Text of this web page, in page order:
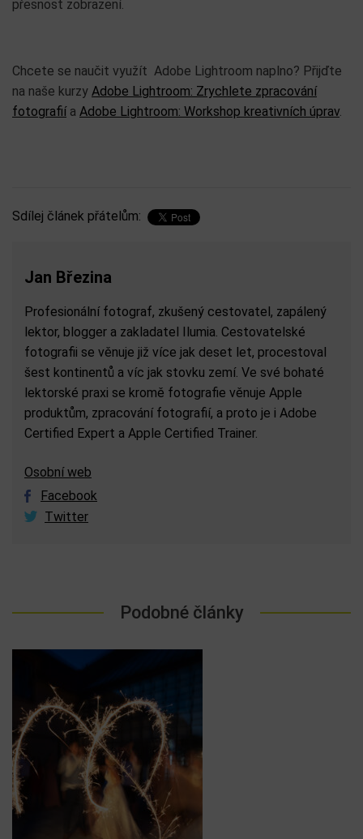
přesnost zobrazení.
Chcete se naučit využít Adobe Lightroom naplno? Přijďte
na naše kurzy Adobe Lightroom: Zrychlete zpracování
fotografiía Adobe Lightroom: Workshop kreativních úprav
Sdílej článek přátelům:
Jan Březina
Profesionální fotograf, zkušený cestovatel, zapálený
lektor, blogger a zakladatel Ilumia. Cestovatelské
fotografii se věnuje již více jak deset let, procestoval
šest kontinentů a víc jak stovku zemí. Ve své bohaté
lektorské praxi se kromě fotografie věnuje Apple
produktům, zpracování fotografií, a proto je i Adobe
Certified Expert a Apple Certified Trainer.
Osobní web
Facebook
Twitter
Podobné články